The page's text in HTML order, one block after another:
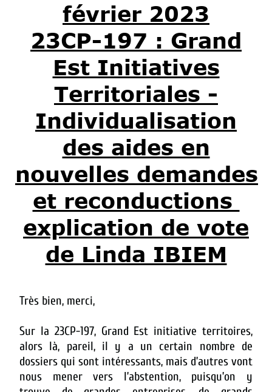
février 2023
23CP-197 : Grand
Est Initiatives
Territoriales -
Individualisation
des aides en
nouvelles demandes
et reconductions
explication de vote
de Linda IBIEM
Très bien, merci,
Sur la 23CP-197, Grand Est initiative territoires,
alors là, pareil, il y a un certain nombre de
dossiers qui sont intéressants, mais d’autres vont
nous mener vers l’abstention, puisqu’on y